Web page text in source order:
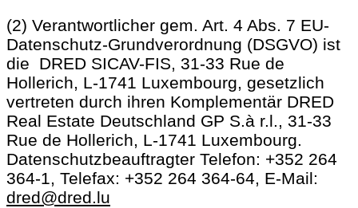
(2) Verantwortlicher gem. Art. 4 Abs. 7 EU-
Datenschutz-Grundverordnung (DSGVO) ist
die DRED SICAV-FIS, 31-33 Rue de
Hollerich, L-1741 Luxembourg, gesetzlich
vertreten durch ihren Komplementär DRED
Real Estate Deutschland GP S.à r.l., 31-33
Rue de Hollerich, L-1741 Luxembourg.
Datenschutzbeauftragter Telefon: +352 264
364-1, Telefax: +352 264 364-64, E-Mail:
dred@dred.lu